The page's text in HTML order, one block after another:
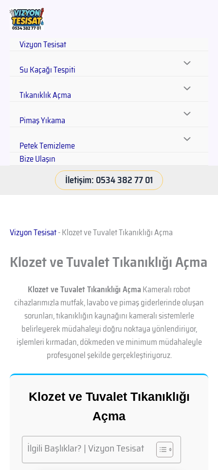
Vizyon Tesisat
Su Kaçağı Tespiti
Tıkanıklık Açma
Pimaş Yıkama
Petek Temizleme
Bize Ulaşın
İletişim: 0534 382 77 01
Vizyon Tesisat-Klozet ve Tuvalet Tıkanıklığı Açma
Klozet ve Tuvalet Tıkanıklığı Açma
Klozet ve Tuvalet Tıkanıklığı AçmaKameralı robot
cihazlarımızla mutfak, lavabo ve pimaş giderlerinde oluşan
sorunları, tıkanıklığın kaynağını kameralı sistemlerle
belirleyerek müdahaleyi doğru noktaya yönlendiriyor,
işlemleri kırmadan, dökmeden ve minimum müdahaleyle
profesyonel şekilde gerçekleştiriyoruz.
Klozet ve Tuvalet Tıkanıklığı
Açma
İlgili Başlıklar? | Vizyon Tesisat